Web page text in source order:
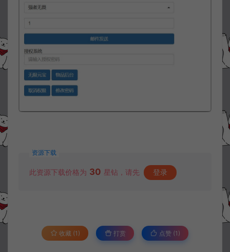
资源下载
此资源下载价格为 30 星钻，请先 登录
收藏 (1) 打赏 点赞 (1 )